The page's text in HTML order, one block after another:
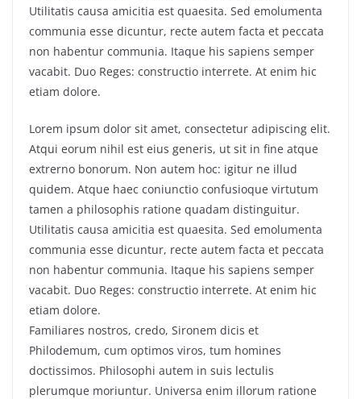
Utilitatis causa amicitia est quaesita. Sed emolumenta
communia esse dicuntur, recte autem facta et peccata
non habentur communia. Itaque his sapiens semper
vacabit. Duo Reges: constructio interrete. At enim hic
etiam dolore.
Lorem ipsum dolor sit amet, consectetur adipiscing elit.
Atqui eorum nihil est eius generis, ut sit in fine atque
extrerno bonorum. Non autem hoc: igitur ne illud
quidem. Atque haec coniunctio confusioque virtutum
tamen a philosophis ratione quadam distinguitur.
Utilitatis causa amicitia est quaesita. Sed emolumenta
communia esse dicuntur, recte autem facta et peccata
non habentur communia. Itaque his sapiens semper
vacabit. Duo Reges: constructio interrete. At enim hic
etiam dolore.
Familiares nostros, credo, Sironem dicis et
Philodemum, cum optimos viros, tum homines
doctissimos. Philosophi autem in suis lectulis
plerumque moriuntur. Universa enim illorum ratione